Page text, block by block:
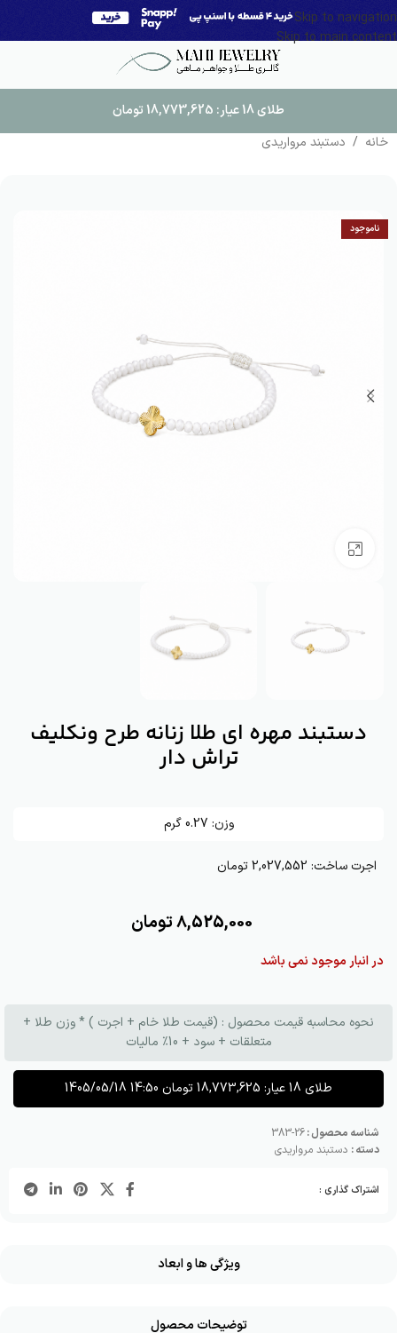
Skip to navigation
Skip to main content
طلای 18 عیار: 18,773,625 تومان
خانه / دستبند مرواریدی
ناموجود
دستبند مهره ای طلا زنانه طرح ونکلیف
تراش دار
وزن: 0.27 گرم
اجرت ساخت: 2,027,552 تومان
8,525,000تومان
در انبار موجود نمی باشد
نحوه محاسبه قیمت محصول : (قیمت طلا خام + اجرت ) * وزن طلا +
متعلقات + سود + 10٪ مالیات
طلای 18 عیار: 18,773,625تومان 1405/05/18 14:50
شناسه محصول :26-383
دسته : دستبند مرواریدی
اشتراک گذاری :
ویژگی ها و ابعاد
توضیحات محصول